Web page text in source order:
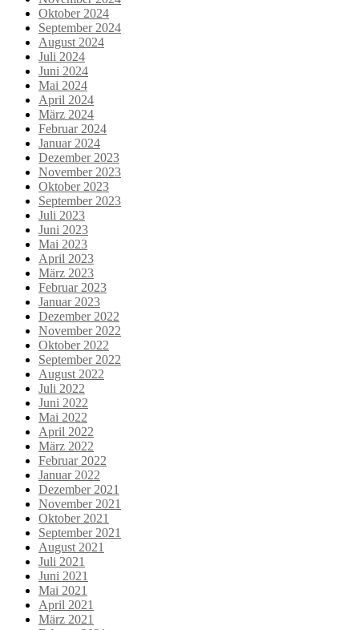
Oktober 2024
September 2024
August 2024
Juli 2024
Juni 2024
Mai 2024
April 2024
März 2024
Februar 2024
Januar 2024
Dezember 2023
November 2023
Oktober 2023
September 2023
Juli 2023
Juni 2023
Mai 2023
April 2023
März 2023
Februar 2023
Januar 2023
Dezember 2022
November 2022
Oktober 2022
September 2022
August 2022
Juli 2022
Juni 2022
Mai 2022
April 2022
März 2022
Februar 2022
Januar 2022
Dezember 2021
November 2021
Oktober 2021
September 2021
August 2021
Juli 2021
Juni 2021
Mai 2021
April 2021
März 2021